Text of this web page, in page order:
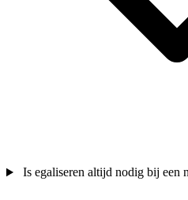
Is egaliseren altijd nodig bij een